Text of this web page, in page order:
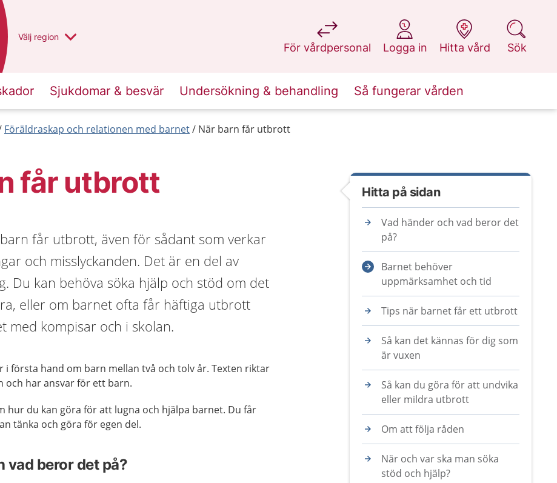
Du har valt region
Välj en annan
region
För vårdpersonal
på 1177.se
Logga in
på 1177.se
Hitta vård
på 1177.se
Sök
på 1177.se
Sjukdomar & besvär Undersökning & behandling Så fungerar vården
Föräldraskap och relationen med barnet När barn får utbrott
får utbrott
får utbrott, även för sådant som verkar
och misslyckanden. Det är en del av
Du kan behöva söka hjälp och stöd om det
eller om barnet ofta får häftiga utbrott
med kompisar och i skolan.
i första hand om barn mellan två och tolv år. Texten riktar
och har ansvar för ett barn.
hur du kan göra för att lugna och hjälpa barnet. Du får
tänka och göra för egen del.
vad beror det på?
Hitta på sidan
Vad händer och vad beror det
på?
Barnet behöver
uppmärksamhet och tid
Tips när barnet får ett utbrott
Så kan det kännas för dig som
är vuxen
Så kan du göra för att undvika
eller mildra utbrott
Om att följa råden
När och var ska man söka
stöd och hjälp?